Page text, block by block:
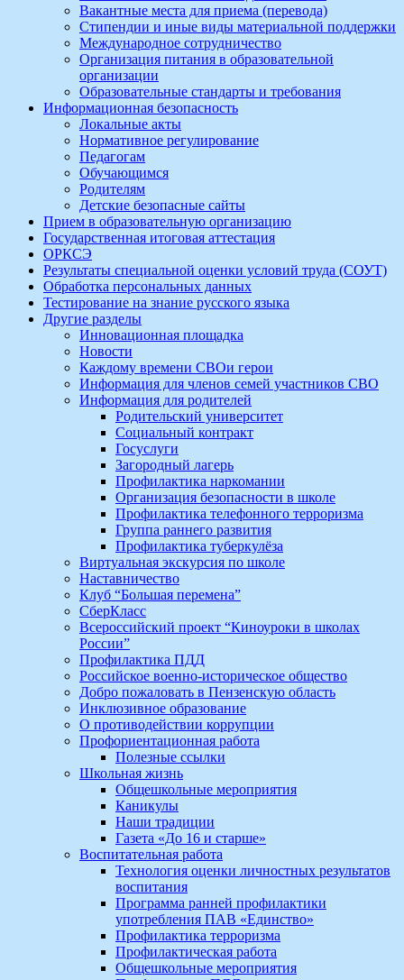
Вакантные места для приема (перевода)
Стипендии и иные виды материальной поддержки
Международное сотрудничество
Организация питания в образовательной
организации
Образовательные стандарты и требования
Информационная безопасность
Локальные акты
Нормативное регулирование
Педагогам
Обучающимся
Родителям
Детские безопасные сайты
Прием в образовательную организацию
Государственная итоговая аттестация
ОРКСЭ
Результаты специальной оценки условий труда (СОУТ)
Обработка персональных данных
Тестирование на знание русского языка
Другие разделы
Инновационная площадка
Новости
Каждому времени СВОи герои
Информация для членов семей участников СВО
Информация для родителей
Родительский университет
Социальный контракт
Госуслуги
Загородный лагерь
Профилактика наркомании
Организация безопасности в школе
Профилактика телефонного терроризма
Группа раннего развития
Профилактика туберкулёза
Виртуальная экскурсия по школе
Наставничество
Клуб “Большая перемена”
СберКласс
Всероссийский проект “Киноуроки в школах
России”
Профилактика ПДД
Российское военно-историческое общество
Добро пожаловать в Пензенскую область
Инклюзивное образование
О противодействии коррупции
Профориентационная работа
Полезные ссылки
Школьная жизнь
Общешкольные мероприятия
Каникулы
Наши традиции
Газета «До 16 и старше»
Воспитательная работа
Технология оценки личностных результатов
воспитания
Программа ранней профилактики
употребления ПАВ «Единство»
Профилактика терроризма
Профилактическая работа
Общешкольные мероприятия